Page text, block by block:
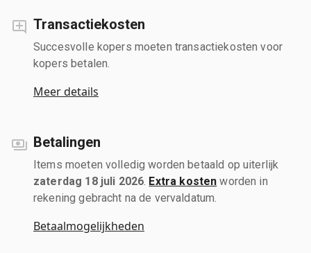
Transactiekosten
Succesvolle kopers moeten transactiekosten voor
kopers betalen.
Meer details
Betalingen
Items moeten volledig worden betaald op uiterlijk
zaterdag 18 juli 2026 Extra kosten worden in
rekening gebracht na de vervaldatum.
Betaalmogelijkheden